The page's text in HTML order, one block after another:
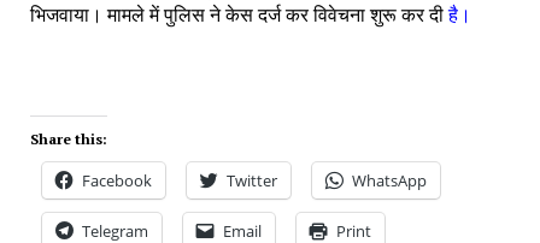
भिजवाया। मामले में पुलिस ने केस दर्ज कर विवेचना शुरू कर दी है।
Share this:
Facebook Twitter WhatsApp
Telegram Email Print